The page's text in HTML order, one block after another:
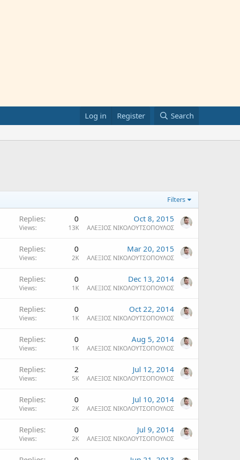
Log in Register Search
Filters
Replies 0
Views 13K
Oct 8, 2015
ΑΛΕΞΙΟΣ ΝΙΚΟΛΟΥΤΣΟΠΟΥΛΟΣ
Replies 0
Views 2K
Mar 20, 2015
ΑΛΕΞΙΟΣ ΝΙΚΟΛΟΥΤΣΟΠΟΥΛΟΣ
Replies 0
Views 1K
Dec 13, 2014
ΑΛΕΞΙΟΣ ΝΙΚΟΛΟΥΤΣΟΠΟΥΛΟΣ
Replies 0
Views 1K
Oct 22, 2014
ΑΛΕΞΙΟΣ ΝΙΚΟΛΟΥΤΣΟΠΟΥΛΟΣ
Replies 0
Views 1K
Aug 5, 2014
ΑΛΕΞΙΟΣ ΝΙΚΟΛΟΥΤΣΟΠΟΥΛΟΣ
Replies 2
Views 5K
Jul 12, 2014
ΑΛΕΞΙΟΣ ΝΙΚΟΛΟΥΤΣΟΠΟΥΛΟΣ
Replies 0
Views 2K
Jul 10, 2014
ΑΛΕΞΙΟΣ ΝΙΚΟΛΟΥΤΣΟΠΟΥΛΟΣ
Replies 0
Views 2K
Jul 9, 2014
ΑΛΕΞΙΟΣ ΝΙΚΟΛΟΥΤΣΟΠΟΥΛΟΣ